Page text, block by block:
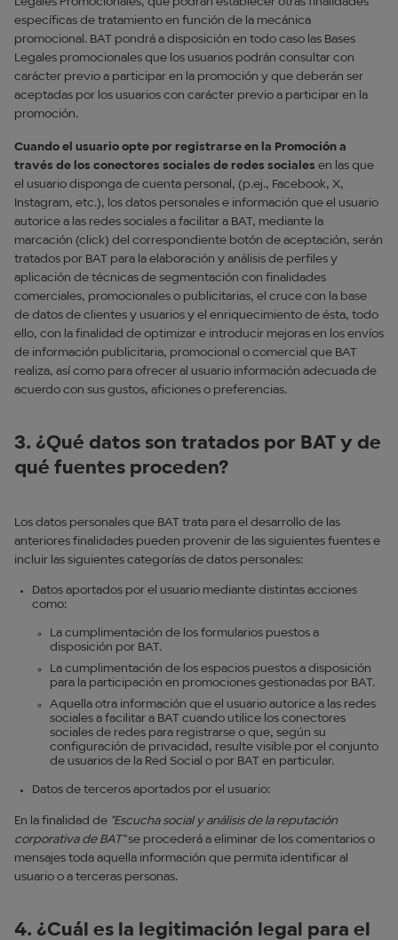
específicas de tratamiento en función de la mecánica
promocional. BAT pondrá a disposición en todo caso las Bases
Legales promocionales que los usuarios podrán consultar con
carácter previo a participar en la promoción y que deberán ser
aceptadas por los usuarios con carácter previo a participar en la
promoción.
Cuando el usuario opte por registrarse en la Promoción a
través de los conectores sociales de redes sociales en las que
el usuario disponga de cuenta personal, (p.ej., Facebook, X,
Instagram, etc.), los datos personales e información que el usuario
autorice a las redes sociales a facilitar a BAT, mediante la
marcación (click) del correspondiente botón de aceptación, serán
tratados por BAT para la elaboración y análisis de perfiles y
aplicación de técnicas de segmentación con finalidades
comerciales, promocionales o publicitarias, el cruce con la base
de datos de clientes y usuarios y el enriquecimiento de ésta, todo
ello, con la finalidad de optimizar e introducir mejoras en los envíos
de información publicitaria, promocional o comercial que BAT
realiza, así como para ofrecer al usuario información adecuada de
acuerdo con sus gustos, aficiones o preferencias.
3. ¿Qué datos son tratados por BAT y de
qué fuentes proceden?
Los datos personales que BAT trata para el desarrollo de las
anteriores finalidades pueden provenir de las siguientes fuentes e
incluir las siguientes categorías de datos personales:
Datos aportados por el usuario mediante distintas acciones
como:
La cumplimentación de los formularios puestos a
disposición por BAT.
La cumplimentación de los espacios puestos a disposición
para la participación en promociones gestionadas por BAT.
Aquella otra información que el usuario autorice a las redes
sociales a facilitar a BAT cuando utilice los conectores
sociales de redes para registrarse o que, según su
configuración de privacidad, resulte visible por el conjunto
de usuarios de la Red Social o por BAT en particular.
Datos de terceros aportados por el usuario:
En la finalidad de "Escucha social y análisis de la reputación
corporativa de BAT"se procederá a eliminar de los comentarios o
mensajes toda aquella información que permita identificar al
usuario o a terceras personas.
4. ¿Cuál es la legitimación legal para el